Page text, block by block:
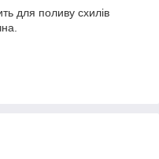
для поливу схилів